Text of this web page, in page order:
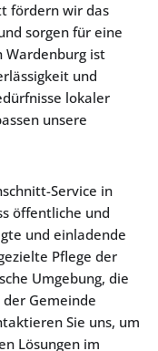
fördern wir das
sorgen für eine
Wardenburg ist
und
lokaler
unsere
Service in
öffentliche und
und einladende
Pflege der
Umgebung, die
Gemeinde
Sie uns, um
Lösungen im